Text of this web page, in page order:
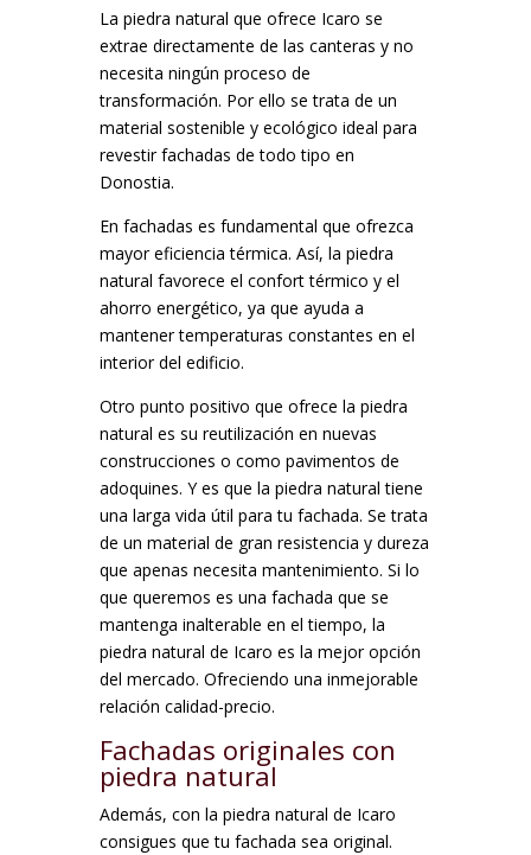
La piedra natural que ofrece Icaro se
extrae directamente de las canteras y no
necesita ningún proceso de
transformación. Por ello se trata de un
material sostenible y ecológico ideal para
revestir fachadas de todo tipo en
Donostia.
En fachadas es fundamental que ofrezca
mayor eficiencia térmica. Así, la piedra
natural favorece el confort térmico y el
ahorro energético, ya que ayuda a
mantener temperaturas constantes en el
interior del edificio.
Otro punto positivo que ofrece la piedra
natural es su reutilización en nuevas
construcciones o como pavimentos de
adoquines. Y es que la piedra natural tiene
una larga vida útil para tu fachada. Se trata
de un material de gran resistencia y dureza
que apenas necesita mantenimiento. Si lo
que queremos es una fachada que se
mantenga inalterable en el tiempo, la
piedra natural de Icaro es la mejor opción
del mercado. Ofreciendo una inmejorable
relación calidad-precio.
Fachadas originales con
piedra natural
Además, con la piedra natural de Icaro
consigues que tu fachada sea original.